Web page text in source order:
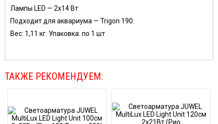
Лампы LED — 2х14 Вт
Подходит для аквариума — Trigon 190.
Вес: 1,11 кг. Упаковка: по 1 шт
ТАКЖЕ РЕКОМЕНДУЕМ: